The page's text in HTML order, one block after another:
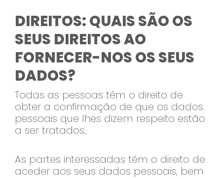
DIREITOS: QUAIS SÃO OS
SEUS DIREITOS AO
FORNECER-NOS OS SEUS
DADOS?
Todas as pessoas têm o direito de
obter a confirmação de que os dados
pessoais que lhes dizem respeito estão
a ser tratados.
As partes interessadas têm o direito de
aceder aos seus dados pessoais, bem